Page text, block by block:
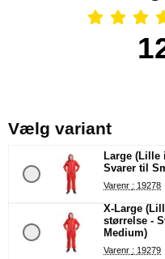
Køb dette produkt Rød
Vælg variant,
Large (Lille
Svarer til
Varenr : 19278
X-Large
størrelse -
Medium)
Varenr : 19279